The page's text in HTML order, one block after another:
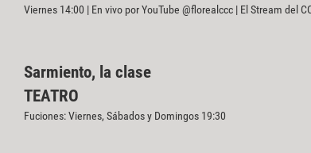
Viernes 14:00 | En vivo por YouTube @florealccc | El Stream del
Sarmiento, la clase
TEATRO
Fuciones: Viernes, Sábados y Domingos 19:30